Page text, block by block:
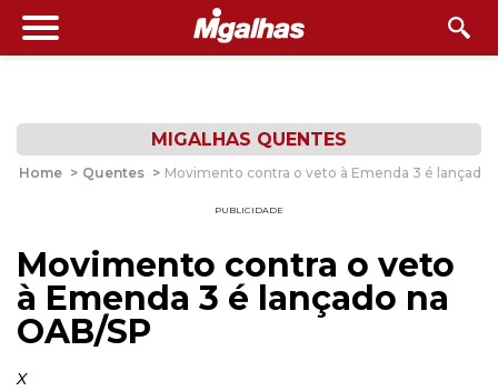
MIGALHAS QUENTES
Home > Quentes > Movimento contra o veto à Emenda 3 é lançado
PUBLICIDADE
Movimento contra o veto
à Emenda 3 é lançado na
OAB/SP
x